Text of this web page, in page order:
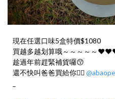
現在任選口味5盒特價$1080
買越多越划算哦～～～～～
趁過年前趕緊補貨囉😙
還不快叫爸爸買給你👉🏻